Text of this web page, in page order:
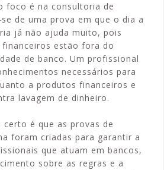
foco é na consultoria de
de uma prova em que o dia a
já não ajuda muito, pois
estão fora do
de banco. Um profissional
necessários para
a produtos financeiros e
lavagem de dinheiro.
é que as provas de
foram criadas para garantir a
que atuam em bancos,
sobre as regras e a